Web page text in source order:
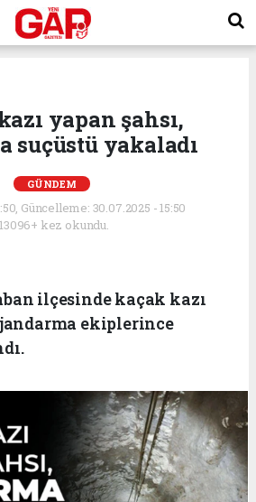
yapan şahsı,
suçüstü yakaladı
GÜNDEM
Güncelleme: 30.07.2025 - 15:50
13096+ kez okundu.
ilçesinde kaçak kazı
ekiplerince